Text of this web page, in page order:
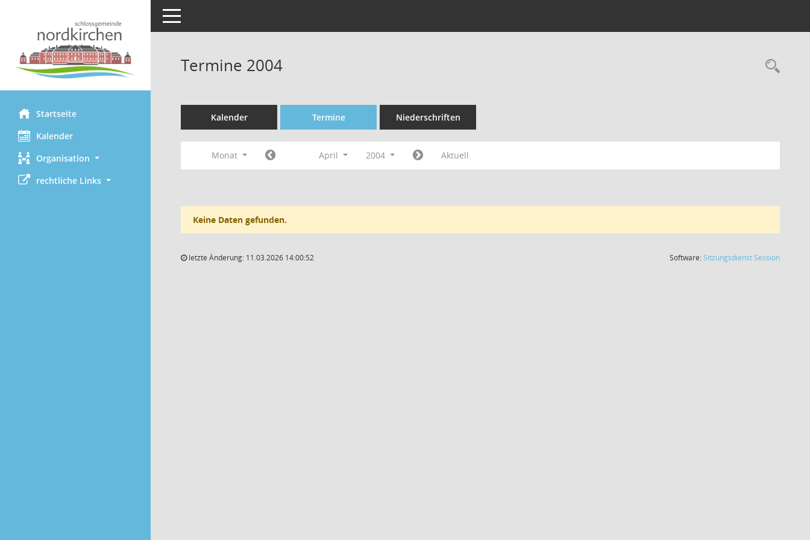
Startseite
Kalender
Organisation
rechtliche Links
Toggle navigation
Termine 2004
Kalender Termine Niederschriften
Monat April 2004 Aktuell
Keine Daten gefunden.
letzte Änderung: 11.03.2026 14:00:52 Software:SitzungsdienstSession(Wird in